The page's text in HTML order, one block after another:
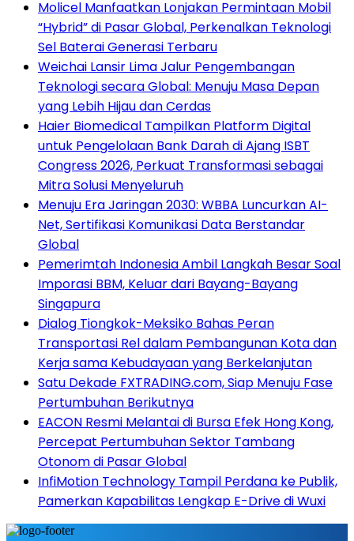
Molicel Manfaatkan Lonjakan Permintaan Mobil
“Hybrid” di Pasar Global, Perkenalkan Teknologi
Sel Baterai Generasi Terbaru
Weichai Lansir Lima Jalur Pengembangan
Teknologi secara Global: Menuju Masa Depan
yang Lebih Hijau dan Cerdas
Haier Biomedical Tampilkan Platform Digital
untuk Pengelolaan Bank Darah di Ajang ISBT
Congress 2026, Perkuat Transformasi sebagai
Mitra Solusi Menyeluruh
Menuju Era Jaringan 2030: WBBA Luncurkan AI-
Net, Sertifikasi Komunikasi Data Berstandar
Global
Pemerimtah Indonesia Ambil Langkah Besar Soal
Imporasi BBM, Keluar dari Bayang-Bayang
Singapura
Dialog Tiongkok-Meksiko Bahas Peran
Transportasi Rel dalam Pembangunan Kota dan
Kerja sama Kebudayaan yang Berkelanjutan
Satu Dekade FXTRADING.com, Siap Menuju Fase
Pertumbuhan Berikutnya
EACON Resmi Melantai di Bursa Efek Hong Kong,
Percepat Pertumbuhan Sektor Tambang
Otonom di Pasar Global
InfiMotion Technology Tampil Perdana ke Publik,
Pamerkan Kapabilitas Lengkap E-Drive di Wuxi